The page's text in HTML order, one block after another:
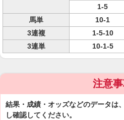
1-5
馬単
10-1
3連複
1-5-10
3連単
10-1-5
注意
結果・成績・オッズなどのデータは
し確認してください。